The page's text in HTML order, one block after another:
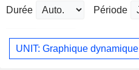
Durée Période
UNIT: Graphique dynamique